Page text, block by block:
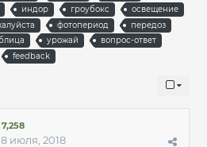
индор гроубокс
освещение
фотопериод
передоз
урожай
вопрос-ответ
feedback
7,258
8 июля, 2018